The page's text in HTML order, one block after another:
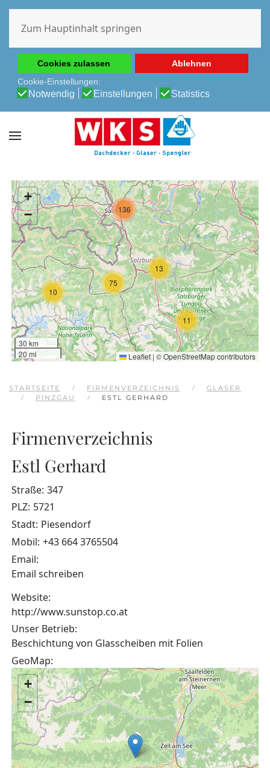
Erfahrung auf unserer Website zu ermöglichen.
Cookie-Richtlinie
Datenschutz-Bestimmungen
Cookies zulassen
Ablehnen
Cookie-Einstellungen:
Notwendig Einstellungen Statistics
Zum Hauptinhalt springen
10
11
13
75
136
+
−
30 km
20 mi
Leaflet | ©OpenStreetMapcontributors
STARTSEITE FIRMENVERZEICHNIS
GLASER
PINZGAU
ESTL GERHARD
Firmenverzeichnis
Estl Gerhard
Straße: 347
PLZ: 5721
Stadt: Piesendorf
Mobil: +43 664 3765504
Email:
Email schreiben
Website:
http://www.sunstop.co.at
Unser Betrieb:
Beschichtung von Glasscheiben mit Folien
GeoMap:
+
−